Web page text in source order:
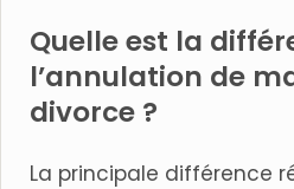
Quelle est la
l’annulation de
divorce ?
La principale différence